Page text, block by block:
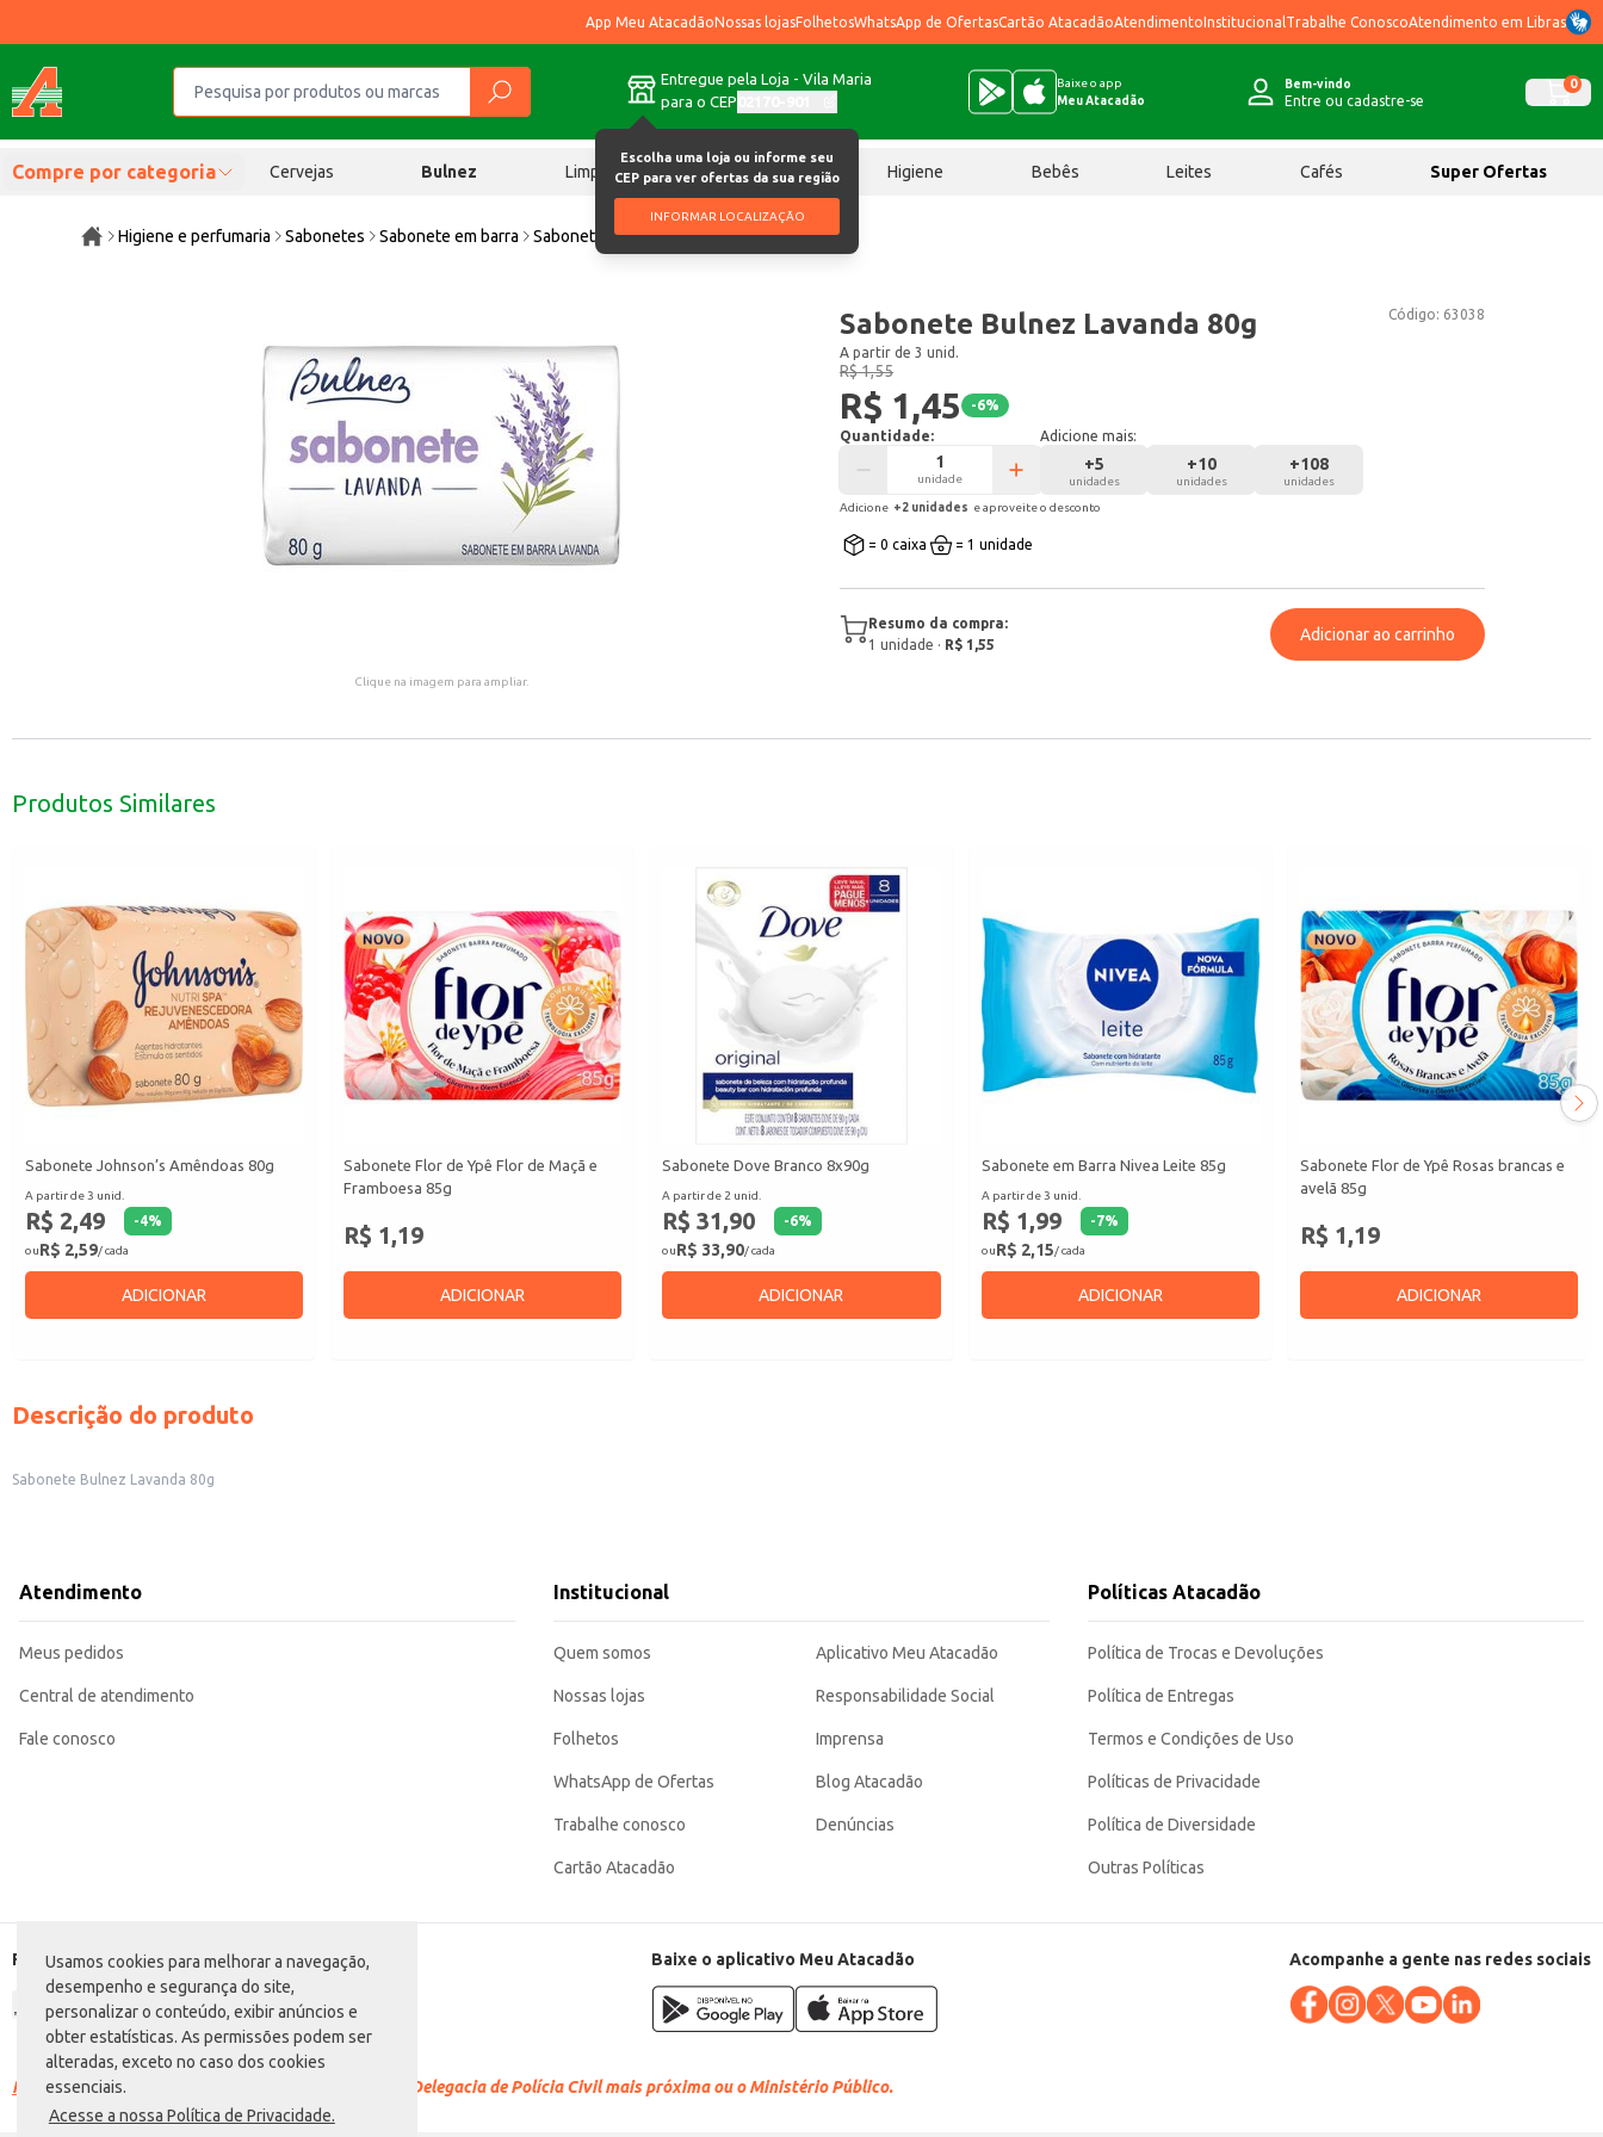
Usamos cookies para melhorar a navegação,
desempenho e segurança do site,
personalizar o conteúdo, exibir anúncios e
obter estatísticas. As permissões podem ser
alteradas, exceto no caso dos cookies
essenciais.
Acesse a nossa Política de Privacidade.
App Meu AtacadãoNossas lojasFolhetosWhatsApp de OfertasCartão AtacadãoAtendimentoInstitucional Trabalhe ConoscoAtendimento em Libras
Entregue pela Loja - Vila Maria
para o CEP
Escolha uma loja ou informe seu
CEP para ver ofertas da sua região
INFORMAR LOCALIZAÇÃO
Baixe o app
Meu Atacadão
Bem-vindo
Entre ou cadastre-se
0
Compre por categoria Cervejas Bulnez Limpeza Chocolates Higiene Bebês Leites Cafés Super Ofertas
Higiene e perfumaria Sabonetes Sabonete em barra Sabonete Bulnez Lavanda 80g
Clique na imagem para ampliar.
Código: 63038
Sabonete Bulnez Lavanda 80g
A partir de 3 unid.
R$ 1,55
R$ 1,45 -6%
Quantidade:
unidade
Adicione mais:
+5
unidades
+10
unidades
+108
unidades
Adicione +2 unidades e aproveite o desconto
= 0 caixa = 1 unidade
Resumo da compra:
1 unidade · R$ 1,55
Adicionar ao carrinho
Produtos Similares
Sabonete Johnson’s Amêndoas 80g
A partir de 3 unid.
R$ 2,49 -4%
ouR$ 2,59/ cada
ADICIONAR
Sabonete Flor de Ypê Flor de Maçã e
Framboesa 85g
R$ 1,19
ADICIONAR
Sabonete Dove Branco 8x90g
A partir de 2 unid.
R$ 31,90 -6%
ouR$ 33,90/ cada
ADICIONAR
Sabonete em Barra Nivea Leite 85g
A partir de 3 unid.
R$ 1,99 -7%
ouR$ 2,15/ cada
ADICIONAR
Sabonete Flor de Ypê Rosas brancas e
avelã 85g
R$ 1,19
ADICIONAR
Descrição do produto
Sabonete Bulnez Lavanda 80g
Atendimento
Meus pedidos
Central de atendimento
Fale conosco
Institucional
Quem somos
Nossas lojas
Folhetos
WhatsApp de Ofertas
Trabalhe conosco
Cartão Atacadão
Aplicativo Meu Atacadão
Responsabilidade Social
Imprensa
Blog Atacadão
Denúncias
Políticas Atacadão
Política de Trocas e Devoluções
Política de Entregas
Termos e Condições de Uso
Políticas de Privacidade
Política de Diversidade
Outras Políticas
Formas de pagamento Baixe o aplicativo Meu Atacadão Acompanhe a gente nas redes sociais
Racismo é crime. Denuncie. Disque 100 ou procure a Delegacia de Polícia Civil mais próxima ou o Ministério Público.